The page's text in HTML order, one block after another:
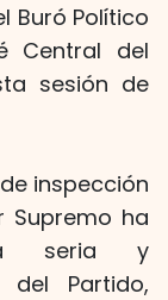
Buró Político
Central del
sesión de
inspección
Supremo ha
seria y
del Partido,